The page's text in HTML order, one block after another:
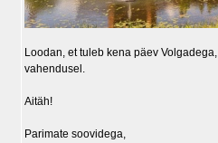
Loodan, et tuleb kena päev
vahendusel.
Aitäh!
Parimate soovidega,